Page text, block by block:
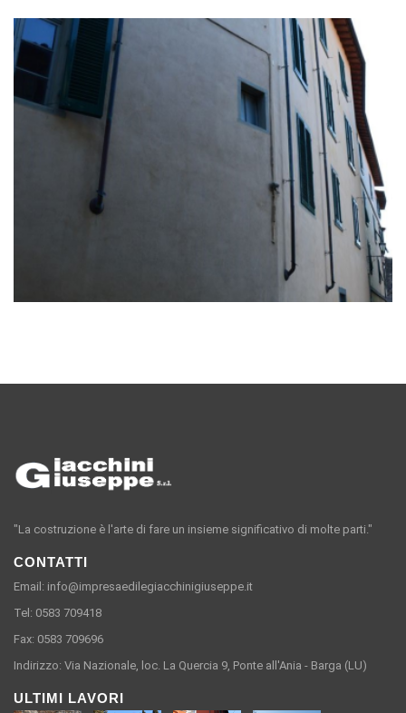
"La costruzione è l'arte di fare un insieme significativo di molte parti."
CONTATTI
Email: info@impresaedilegiacchinigiuseppe.it
Tel: 0583 709418
Fax: 0583 709696
Indirizzo: Via Nazionale, loc. La Quercia 9, Ponte all'Ania - Barga (LU)
ULTIMI LAVORI